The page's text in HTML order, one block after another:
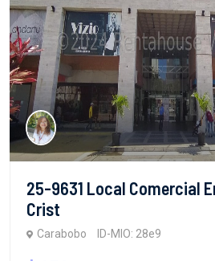
25-9631 Local Comercial
Crist
Carabobo ID-MIO: 28e9